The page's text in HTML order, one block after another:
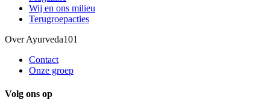
Wij en ons milieu
Terugroepacties
Over Ayurveda101
Contact
Onze groep
Volg ons op